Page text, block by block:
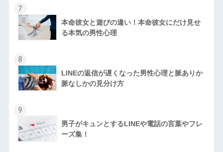
7
本命彼女と遊びの違い！本命彼女にだけ見せ
る本気の男性心理
8
LINEの返信が遅くなった男性心理と脈ありか
脈なしかの見分け方
9
男子がキュンとするLINEや電話の言葉やフレ
ーズ集！